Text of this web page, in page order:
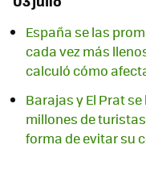
España se las
cada vez más
calculó cómo
Barajas y El Prat
millones de
forma de evitar su